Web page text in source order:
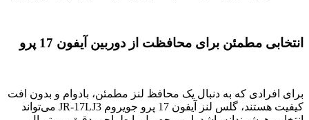
انتخابی مطمئن برای محافظت از دوربین آیفون 17 پرو
برای افرادی که به دنبال یک محافظ لنز مطمئن، بادوام و بدون افت
کیفیت هستند، گلس لنز آیفون 17 پرو جویروم JR-17LJ3 می‌تواند